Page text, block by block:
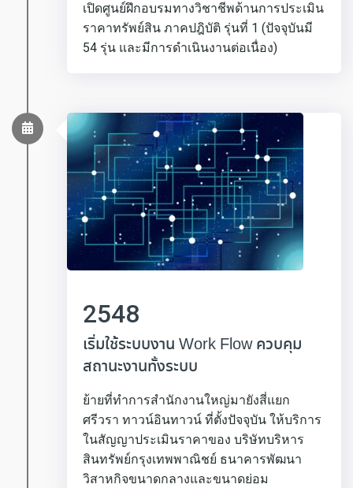
เปิดศูนย์ฝึกอบรมทางวิชาชีพด้านการประเมิน
ราคาทรัพย์สิน ภาคปฎิบัติ รุ่นที่ 1 (ปัจจุบันมี
54 รุ่น และมีการดำเนินงานต่อเนื่อง)
2548
เริ่มใช้ระบบงาน Work Flow ควบคุม
สถานะงานทั้งระบบ
ย้ายที่ทำการสำนักงานใหญ่มายังสี่แยก
ศรีวรา ทาวน์อินทาวน์ ที่ตั้งปัจจุบัน ให้บริการ
ในสัญญาประเมินราคาของ บริษัทบริหาร
สินทรัพย์กรุงเทพพาณิชย์ ธนาคารพัฒนา
วิสาหกิจขนาดกลางและขนาดย่อม